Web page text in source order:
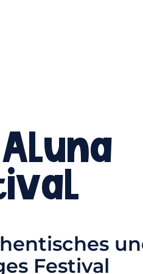
Aluna
Festival